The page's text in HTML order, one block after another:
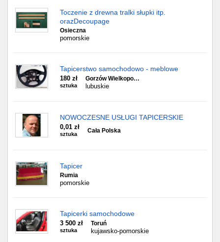
Toczenie z drewna tralki słupki itp.
orazDecoupage
Osieczna
pomorskie
Tapicerstwo samochodowo - meblowe
180 zł
sztuka
Gorzów Wielkopo…
lubuskie
NOWOCZESNE USŁUGI TAPICERSKIE
0,01 zł
sztuka
Cała Polska
Tapicer
Rumia
pomorskie
Tapicerki samochodowe
3 500 zł
sztuka
Toruń
kujawsko-pomorskie